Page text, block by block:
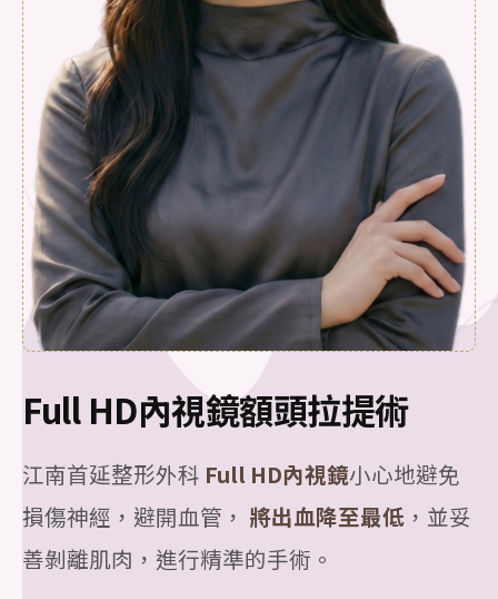
Full HD內視鏡額頭拉提術
江南首延整形外科 Full HD內視鏡小心地避免
損傷神經，避開血管， 將出血降至最低 ，並妥
善剝離肌肉，進行精準的手術。